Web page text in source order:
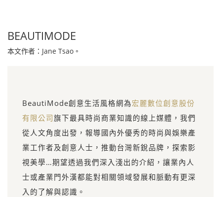
BEAUTIMODE
本文作者：Jane Tsao。
BeautiMode創意生活風格網為宏麗數位創意股份
有限公司旗下最具時尚商業知識的線上媒體，我們
從人文角度出發，報導國內外優秀的時尚與娛樂產
業工作者及創意人士，推動台灣新銳品牌，探索影
視美學…期望透過我們深入淺出的介紹，讓業內人
士或產業門外漢都能對相關領域發展和脈動有更深
入的了解與認識。